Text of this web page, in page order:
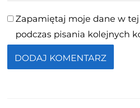
Zapamiętaj moje dane w
podczas pisania kolejnych